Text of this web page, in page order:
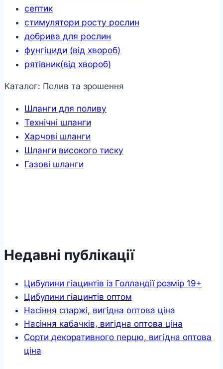
септик
стимулятори росту рослин
добрива для рослин
фунгіциди (від хвороб)
рятівник(від хвороб)
Каталог: Полив та зрошення
Шланги для поливу
Технічні шланги
Харчові шланги
Шланги високого тиску
Газові шланги
Недавні публікації
Цибулини гіацинтів із Голландії розмір 19+
Цибулини гіацинтів оптом
Насіння спаржі, вигідна оптова ціна
Насіння кабачків, вигідна оптова ціна
Сорти декоративного перцю, вигідна оптова
ціна